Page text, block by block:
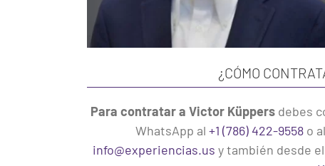
¿CÓMO
Para contratar a Victor Küppers debes
WhatsApp al +1 (786) 422-9558o al
info@experiencias.us y también desde el